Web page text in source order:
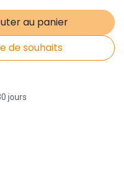
au panier
de souhaits
jours